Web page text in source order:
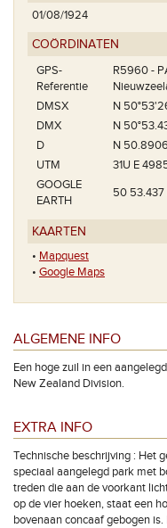
01/08/1924
COÖRDINATEN
GPS-
Referentie
R5960 -
DMSX
N
DMX
N
D
N
UTM
31U E
GOOGLE
EARTH
50
KAARTEN
• Mapquest
• Google Maps
ALGEMENE INFO
Een hoge zuil in een
New Zealand Division.
EXTRA INFO
Technische beschrijving : Het
speciaal aangelegd park met
treden die aan de voorkant
op de vier hoeken, staat een
bovenaan concaaf gebogen